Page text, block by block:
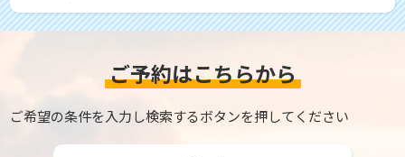
ご予約はこちらから
ご希望の条件を入力し検索するボタンを押してください